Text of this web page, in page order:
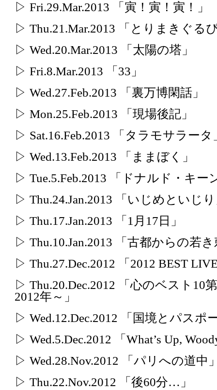
▷ Fri.29.Mar.2013 「寅！寅！寅！」
▷ Thu.21.Mar.2013 「とりまきぐる
▷ Wed.20.Mar.2013 「太陽の塔」
▷ Fri.8.Mar.2013 「33」
▷ Wed.27.Feb.2013 「裏万博閑話」
▷ Mon.25.Feb.2013 「現場後記」
▷ Sat.16.Feb.2013 「タラモサラータ
▷ Wed.13.Feb.2013 「ままぼく」
▷ Tue.5.Feb.2013 「ドナルド・キー
▷ Thu.24.Jan.2013 「いじめといじ
▷ Thu.17.Jan.2013 「1月17日」
▷ Thu.10.Jan.2013 「古都からの若
▷ Thu.27.Dec.2012 「2012 BEST
▷ Thu.20.Dec.2012 「心のベスト10
2012年～」
▷ Wed.12.Dec.2012 「国境とパスポ
▷ Wed.5.Dec.2012 「What’s Up,
▷ Wed.28.Nov.2012 「パリへの道中
▷ Thu.22.Nov.2012 「後60分…」